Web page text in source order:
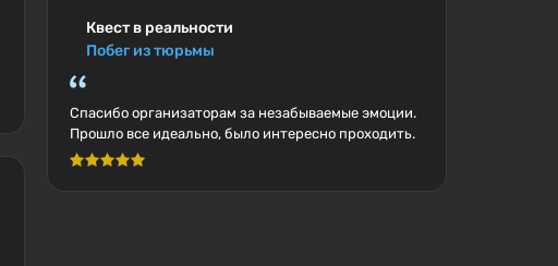
Квест в реальности
Побег из тюрьмы
Спасибо организаторам за незабываемые эмоции.
Прошло все идеально, было интересно проходить.